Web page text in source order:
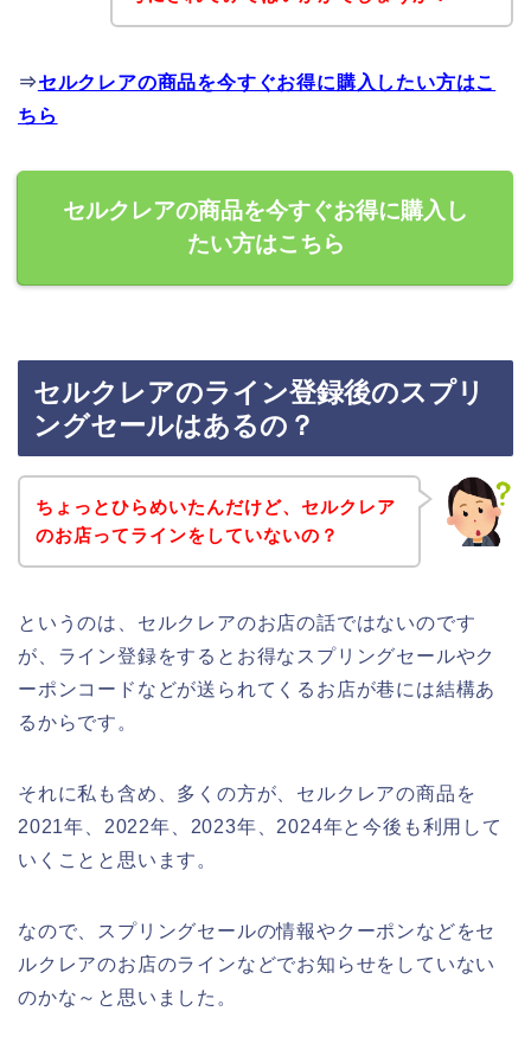
⇒セルクレアの商品を今すぐお得に購入したい方はこ
ちら
セルクレアの商品を今すぐお得に購入し
たい方はこちら
セルクレアのライン登録後のスプリ
ングセールはあるの？
ちょっとひらめいたんだけど、セルクレア
のお店ってラインをしていないの？
というのは、セルクレアのお店の話ではないのです
が、ライン登録をするとお得なスプリングセールやク
ーポンコードなどが送られてくるお店が巷には結構あ
るからです。
それに私も含め、多くの方が、セルクレアの商品を
2021年、2022年、2023年、2024年と今後も利用して
いくことと思います。
なので、スプリングセールの情報やクーポンなどをセ
ルクレアのお店のラインなどでお知らせをしていない
のかな～と思いました。